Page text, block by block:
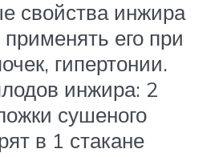
свойства инжира
его при
гипертонии.
инжира: 2
сушеного
в 1 стакане